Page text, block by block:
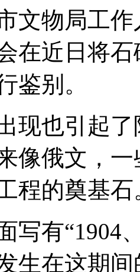
文物局工
在近日将
鉴别。
现也引起
像俄文，
程的奠基石
写有“1904
生在这期